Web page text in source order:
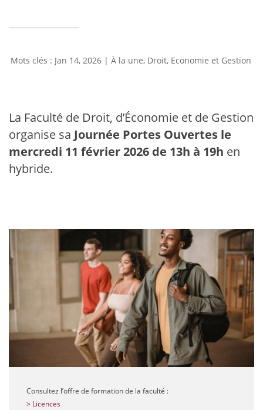
Jan 14, 2026 | À la une, Droit, Economie et Gestion
La Faculté de Droit, d’Économie et de Gestion
organise sa Journée Portes Ouvertes le
mercredi 11 février 2026 de 13h à 19h en
hybride.
Consultez l’offre de formation de la faculté :
> Licences